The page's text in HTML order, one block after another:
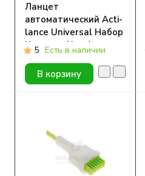
Ланцет
автоматический Acti-
lance Universal Набор
Комарик (4шт.)
5 Есть в наличии
В корзину